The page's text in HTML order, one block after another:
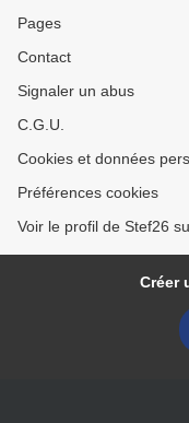
Pages
Contact
Signaler un abus
C.G.U.
Cookies et données
Préférences cookies
Voir le profil de Stef26
Créer